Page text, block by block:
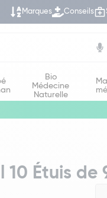
Marques Conseils
Bio
Médecine
Naturelle
10 Étuis de